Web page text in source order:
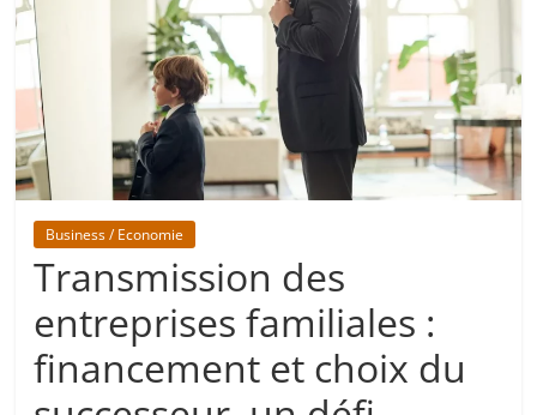
Business / Economie
Transmission des
entreprises familiales :
financement et choix du